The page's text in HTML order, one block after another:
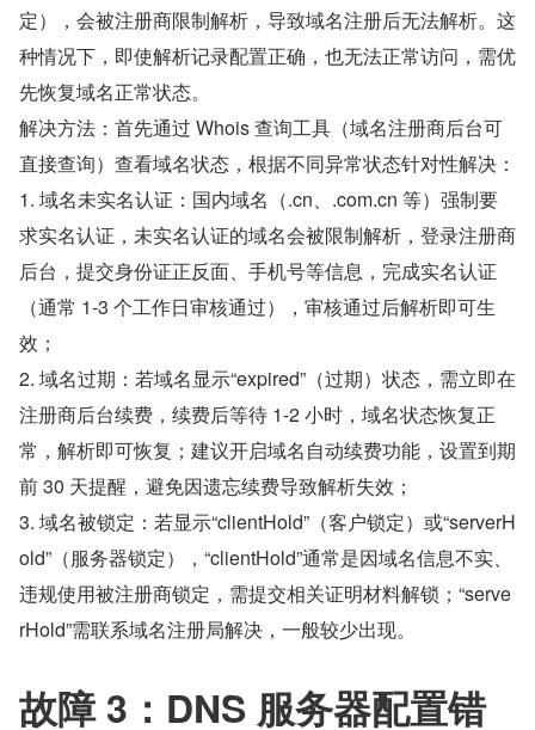
定），会被注册商限制解析，导致域名注册后无法解析。这
种情况下，即使解析记录配置正确，也无法正常访问，需优
先恢复域名正常状态。
解决方法：首先通过 Whois 查询工具（域名注册商后台可
直接查询）查看域名状态，根据不同异常状态针对性解决：
1. 域名未实名认证：国内域名（.cn、.com.cn 等）强制要
求实名认证，未实名认证的域名会被限制解析，登录注册商
后台，提交身份证正反面、手机号等信息，完成实名认证
（通常 1-3 个工作日审核通过），审核通过后解析即可生
效；
2. 域名过期：若域名显示“expired”（过期）状态，需立即在
注册商后台续费，续费后等待 1-2 小时，域名状态恢复正
常，解析即可恢复；建议开启域名自动续费功能，设置到期
前 30 天提醒，避免因遗忘续费导致解析失效；
3. 域名被锁定：若显示“clientHold”（客户锁定）或“serverH
old”（服务器锁定），“clientHold”通常是因域名信息不实、
违规使用被注册商锁定，需提交相关证明材料解锁；“serve
rHold”需联系域名注册局解决，一般较少出现。
故障 3：DNS 服务器配置错